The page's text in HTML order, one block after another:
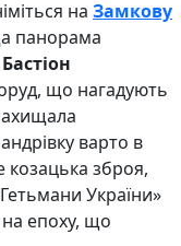
на Замкову
панорама
Бастіон
що нагадують
варто в
козацька зброя,
України»
епоху, що